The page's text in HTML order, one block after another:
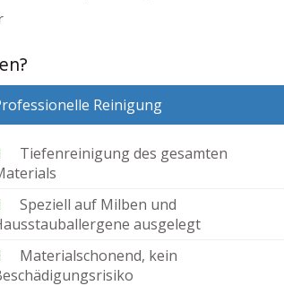
Reinigung
Tiefenreinigung des gesamten
Speziell auf Milben und
ausgelegt
Materialschonend, kein